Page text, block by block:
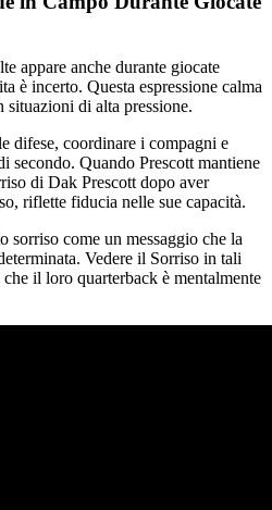
appare anche durante giocate
è incerto. Questa espressione calma
situazioni di alta pressione.
difese, coordinare i compagni e
secondo. Quando Prescott mantiene
di Dak Prescott dopo aver
riflette fiducia nelle sue capacità.
sorriso come un messaggio che la
Vedere il Sorriso in tali
il loro quarterback è mentalmente